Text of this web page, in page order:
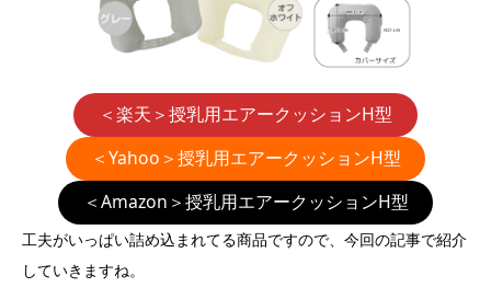
＜楽天＞授乳用エアークッションH型
＜Yahoo＞授乳用エアークッションH型
＜Amazon＞授乳用エアークッションH型
工夫がいっぱい詰め込まれてる商品ですので、今回の記事で紹介
していきますね。